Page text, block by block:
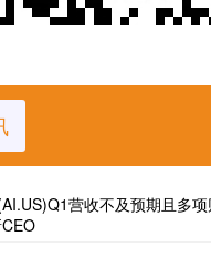
营收不及预期且多